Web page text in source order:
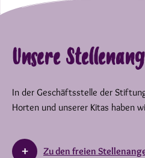
Unsere
In der Geschäftsstelle der
Horten und unserer Kitas haben
Zu den freien